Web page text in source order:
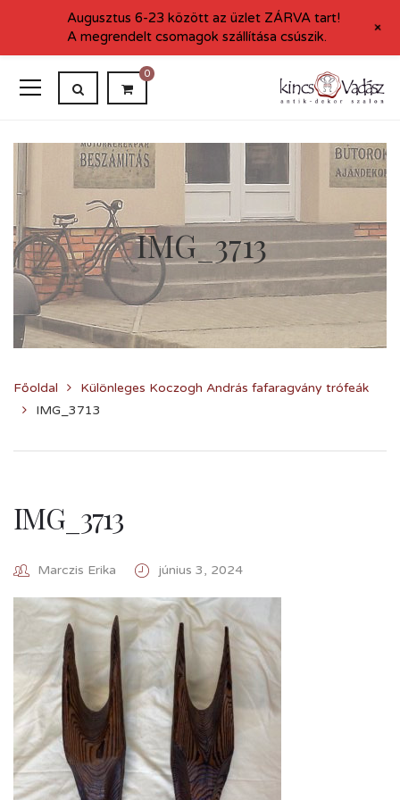
0
IMG_3713
Főoldal
Különleges Koczogh András fafaragvány trófeák
IMG_3713
IMG_3713
Marczis Erika június 3, 2024
Augusztus 6-23 között az üzlet ZÁRVA tart!
A megrendelt csomagok szállítása csúszik.
+